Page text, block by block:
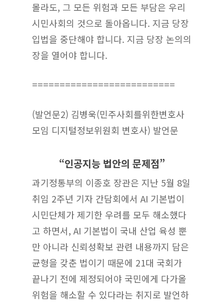
몰라도, 그 모든 위험과 모든 부담은 우리
시민사회의 것으로 돌아옵니다. 지금 당장
입법을 중단해야 합니다. 지금 당장 논의의
장을 열어야 합니다.
==========================
(발언문2) 김병욱(민주사회를위한변호사
모임 디지털정보위원회 변호사) 발언문
“인공지능 법안의 문제점”
과기정통부의 이종호 장관은 지난 5월 8일
취임 2주년 기자 간담회에서 AI 기본법이
시민단체가 제기한 우려를 모두 해소했다
고 하면서, AI 기본법이 국내 산업 육성 뿐
만 아니라 신뢰성확보 관련 내용까지 담은
균형을 갖춘 법이기 때문에 21대 국회가
끝나기 전에 제정되어야 국민에게 다가올
위험을 해소할 수 있다라는 취지로 발언하